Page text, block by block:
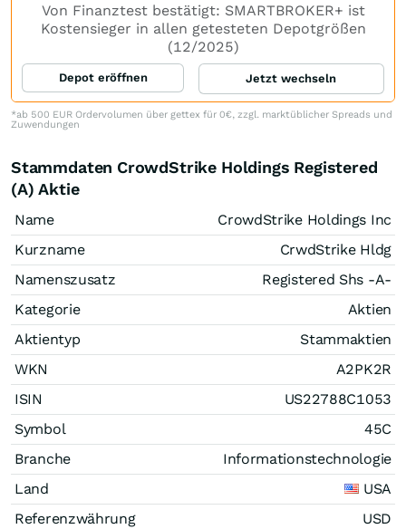
Von Finanztest bestätigt: SMARTBROKER+ ist
Kostensieger in allen getesteten Depotgrößen
(12/2025)
Depot eröffnen Jetzt wechseln
*ab 500 EUR Ordervolumen über gettex für 0€, zzgl. marktüblicher Spreads und
Zuwendungen
Stammdaten CrowdStrike Holdings Registered
(A) Aktie
Name
CrowdStrike Holdings Inc
Kurzname
CrwdStrike Hldg
Namenszusatz
Registered Shs -A-
Kategorie
Aktien
Aktientyp
Stammaktien
WKN
A2PK2R
ISIN
US22788C1053
Symbol
45C
Branche
Informationstechnologie
Land
USA
Referenzwährung
USD